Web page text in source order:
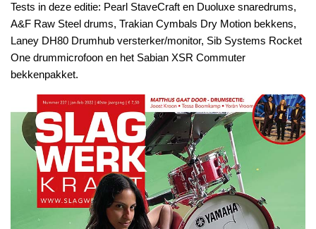
Tests in deze editie: Pearl StaveCraft en Duoluxe snaredrums,
A&F Raw Steel drums, Trakian Cymbals Dry Motion bekkens,
Laney DH80 Drumhub versterker/monitor, Sib Systems Rocket
One drummicrofoon en het Sabian XSR Commuter
bekkenpakket.